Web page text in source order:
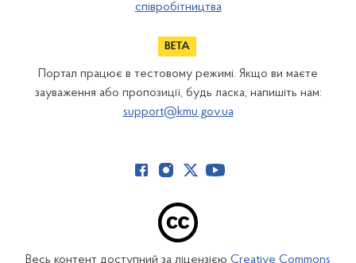
співробітництва
Портал працює в тестовому режимі. Якщо ви маєте
зауваження або пропозиції, будь ласка, напишіть нам:
support@kmu.gov.ua
Весь контент доступний за ліцензією Creative Commons